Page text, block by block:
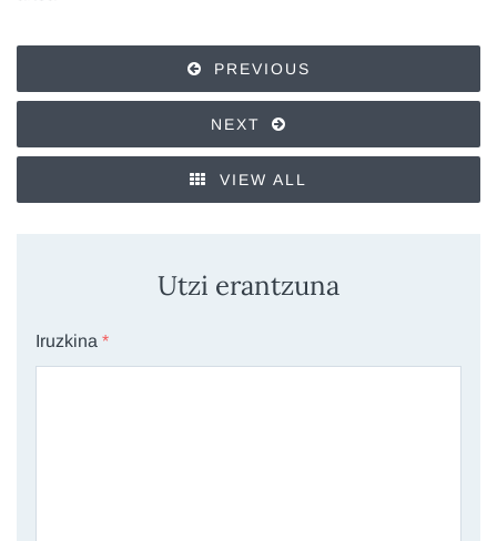
PREVIOUS
NEXT
VIEW ALL
Utzi erantzuna
Iruzkina *